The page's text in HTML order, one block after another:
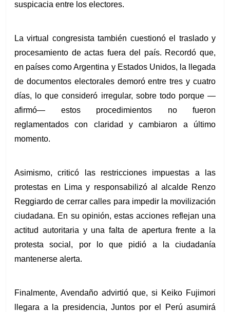
suspicacia entre los electores.
La virtual congresista también cuestionó el traslado y
procesamiento de actas fuera del país. Recordó que,
en países como Argentina y Estados Unidos, la llegada
de documentos electorales demoró entre tres y cuatro
días, lo que consideró irregular, sobre todo porque —
afirmó— estos procedimientos no fueron
reglamentados con claridad y cambiaron a último
momento.
Asimismo, criticó las restricciones impuestas a las
protestas en Lima y responsabilizó al alcalde Renzo
Reggiardo de cerrar calles para impedir la movilización
ciudadana. En su opinión, estas acciones reflejan una
actitud autoritaria y una falta de apertura frente a la
protesta social, por lo que pidió a la ciudadanía
mantenerse alerta.
Finalmente, Avendaño advirtió que, si Keiko Fujimori
llegara a la presidencia, Juntos por el Perú asumirá